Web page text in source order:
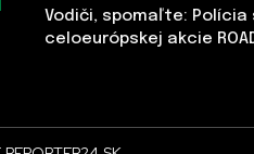
Vodiči, spomaľte: Polícia
celoeurópskej akcie